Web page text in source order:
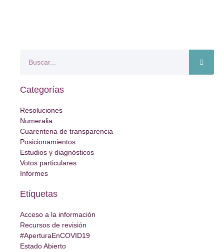
Categorías
Resoluciones
Numeralia
Cuarentena de transparencia
Posicionamientos
Estudios y diagnósticos
Votos particulares
Informes
Etiquetas
Acceso a la información
Recursos de revisión
#AperturaEnCOVID19
Estado Abierto